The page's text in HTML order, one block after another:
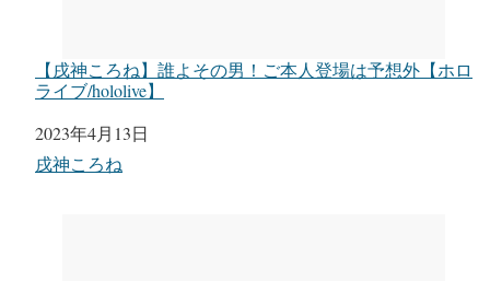
【戌神ころね】誰よその男！ご本人登場は予想外【ホロ
ライブ/hololive】
日付
2023年4月13日
関連理由
戌神ころね